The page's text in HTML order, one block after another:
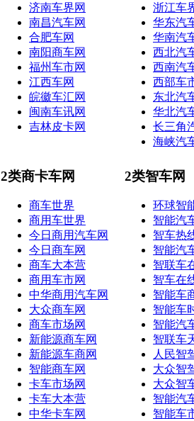
济南车界网
南昌汽车网
合肥车网
南阳商车网
福州车市网
江西车网
皖徽车汇网
闽南车讯网
吉林皮卡网
浙江车
华东汽
华南汽
西北汽
西南汽
西部车
东北汽
华北汽
长三角
海峡汽
2类商卡车网
商车世界
商用车世界
今日商用汽车网
今日商车网
商车大本营
商用车市网
中华商用汽车网
大众商车网
商车市场网
新能源商车网
新能源车商网
智能商车网
卡车市场网
卡车大本营
中华卡车网
2类智车网
环球智
智能汽
智车热
智能汽
智联车
智车在
智能车
智能车
智能汽
智联车
人民智
大众智
大众智
智能汽
智能车